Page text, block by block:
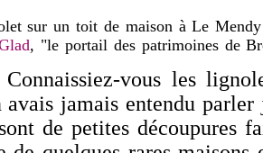
sur un toit de maison à Le
, "le portail des patrimoines de
vous les
avais jamais entendu parler
de petites découpures